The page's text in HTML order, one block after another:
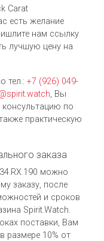
Carat
есть желание
нам ссылку
лучшую цену на
тел.: +7 (926) 049-
, Вы
по
практическую
заказа
можно
заказу, после
и сроков
Spirit.Watch.
поставки, Вам
размере 10% от